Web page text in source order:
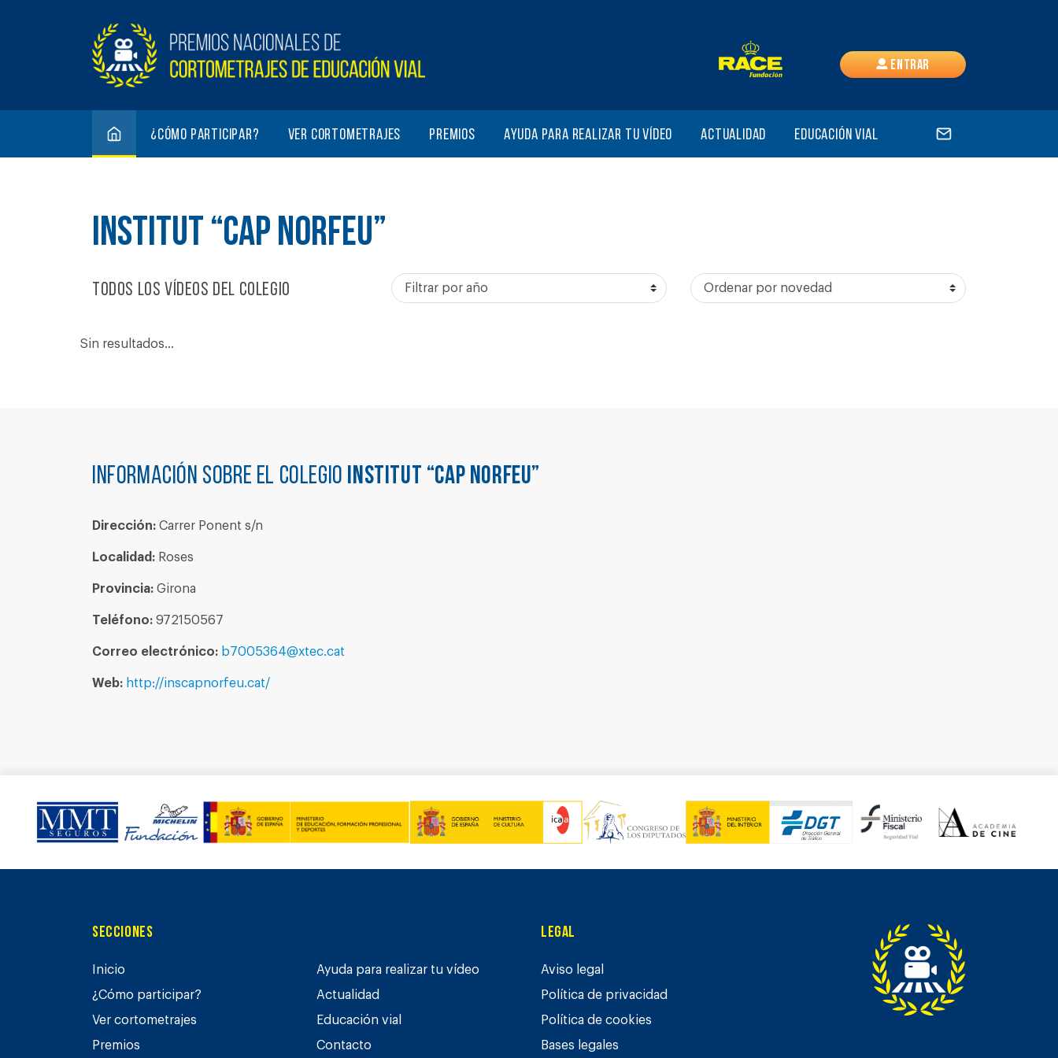
Entrar
¿Cómo participar? Ver cortometrajes Premios Ayuda para realizar tu vídeo Actualidad Educación vial
INSTITUT “CAP NORFEU”
Todos los vídeos del colegio
Sin resultados...
Información sobre el colegio INSTITUT “CAP NORFEU”
Dirección: Carrer Ponent s/n
Localidad: Roses
Provincia: Girona
Teléfono: 972150567
Correo electrónico: b7005364@xtec.cat
Web: http://inscapnorfeu.cat/
Secciones
Inicio
¿Cómo participar?
Ver cortometrajes
Premios
Ayuda para realizar tu vídeo
Actualidad
Educación vial
Contacto
Legal
Aviso legal
Política de privacidad
Política de cookies
Bases legales